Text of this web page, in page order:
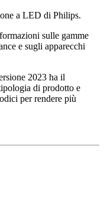
a LED di Philips.
sulle gamme
e sugli apparecchi
2023 ha il
di prodotto e
per rendere più